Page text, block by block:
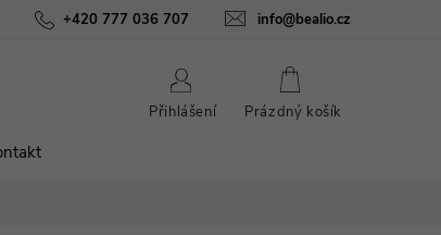
+420 777 036 707 info@bealio.cz
Podmínky ochrany osobních údajů O nás Péče o šperky
Přihlášení
NÁKUPNÍ
Prázdný košík